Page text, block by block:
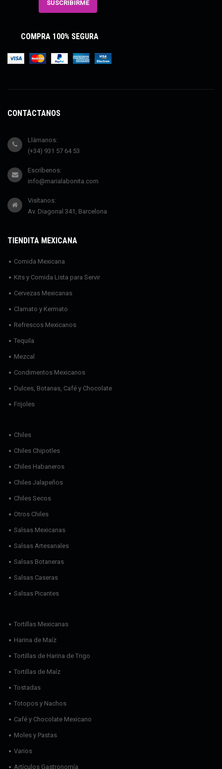
COMPRA 100% SEGURA
CONTÁCTANOS
Llámanos:
(+34) 931 57 64 53
Escríbenos:
info@marialabonita.com
Visítanos:
Av. Diagonal 341, Barcelona
TIENDITA MEXICANA
Comida Mexicana
Kits y Comida Lista para Servir
Cervezas Mexicanas
Clamato y Kermato
Refrescos Mexicanos
Tequila
Mezcal
Condimentos Mexicanos
Dulces, Botanas, Café y Chocolate
Frijoles
Chiles
Chiles Chipotles
Chiles Habaneros
Chiles Jalapeños
Chiles Secos
Otros Chiles
Salsas Mexicanas
Salsas Artesanales
Salsas Botaneras
Salsas Caseras
Salsas Picantes
Tortillas Mexicanas
Harina de Maíz
Tortillas de Harina de Trigo
Tortillas de Maíz
Tostadas
Totopos y Nachos
Café y Chocolate Mexicano
Moles y Pastas
Varios
Artículos Gastronomía